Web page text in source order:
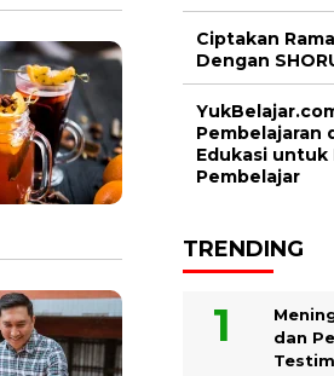
Ciptakan
Dengan
Pembelajaran
Edukasi untuk
Pembelajar
TRENDING
dan